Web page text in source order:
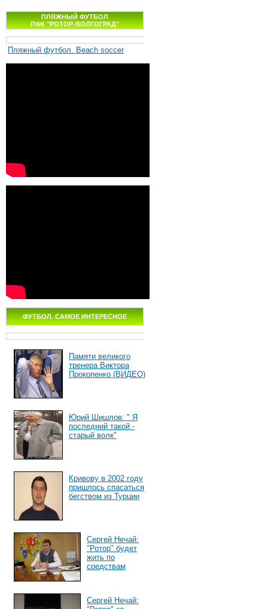
ПЛЯЖНЫЙ ФУТБОЛ
ПФК "РОТОР-ВОЛГОГРАД"
Пляжный футбол. Beach soccer
ФУТБОЛ. САМОЕ ИНТЕРЕСНОЕ
Памяти великого
тренера Виктора
Прокопенко (ВИДЕО)
Юрий Шишлов: " Я
последний такой -
старый волк"
Кривову в 2002 году
пришлось спасаться
бегством из Турции
Сергей Нечай:
"Ротор" будет
жить по
средствам
Сергей Нечай: